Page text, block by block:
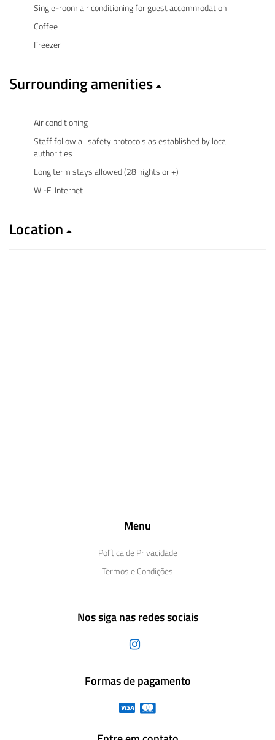
Single-room air conditioning for guest accommodation
Coffee
Freezer
Surrounding amenities
Air conditioning
Staff follow all safety protocols as established by local
authorities
Long term stays allowed (28 nights or +)
Wi-Fi Internet
Location
Menu
Política de Privacidade
Termos e Condições
Nos siga nas redes sociais
Formas de pagamento